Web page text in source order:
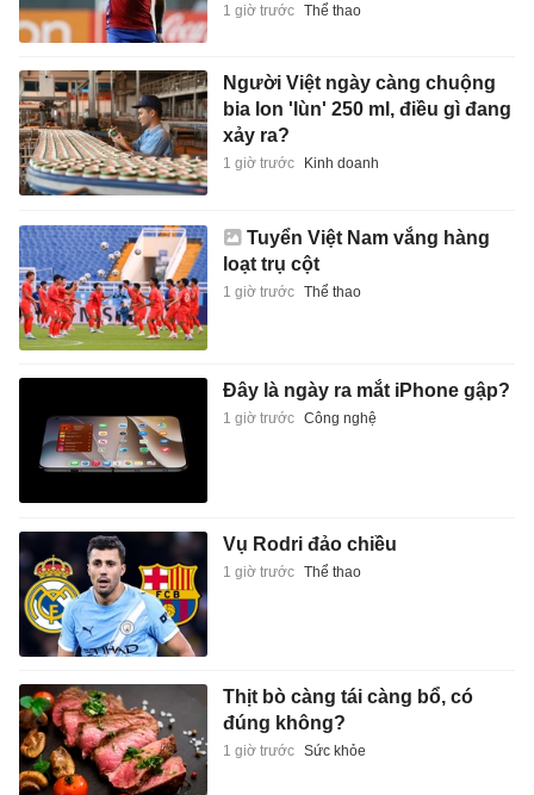
1 giờ trước Thể thao
Người Việt ngày càng chuộng
bia lon 'lùn' 250 ml, điều gì đang
xảy ra?
1 giờ trước Kinh doanh
Tuyển Việt Nam vắng hàng
loạt trụ cột
1 giờ trước Thể thao
Đây là ngày ra mắt iPhone gập?
1 giờ trước Công nghệ
Vụ Rodri đảo chiều
1 giờ trước Thể thao
Thịt bò càng tái càng bổ, có
đúng không?
1 giờ trước Sức khỏe